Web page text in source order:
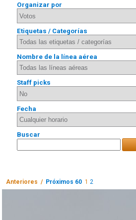
Organizar por
Etiquetas / Categorías
Nombre de la línea aérea
Staff picks
Fecha
Buscar
Anteriores / Próximos 60 1 2